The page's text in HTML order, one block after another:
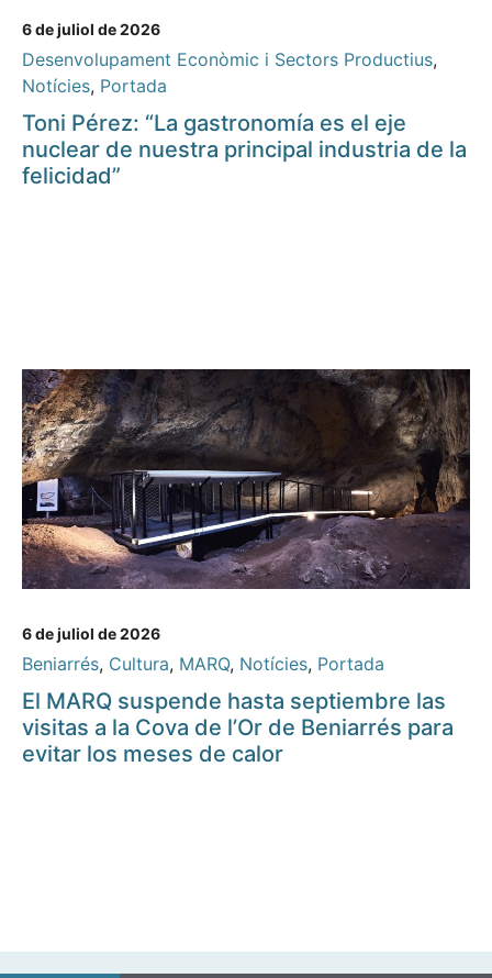
6 de juliol de 2026
Desenvolupament Econòmic i Sectors Productius,
Notícies, Portada
Toni Pérez: “La gastronomía es el eje
nuclear de nuestra principal industria de la
felicidad”
6 de juliol de 2026
Beniarrés, Cultura, MARQ, Notícies, Portada
El MARQ suspende hasta septiembre las
visitas a la Cova de l’Or de Beniarrés para
evitar los meses de calor